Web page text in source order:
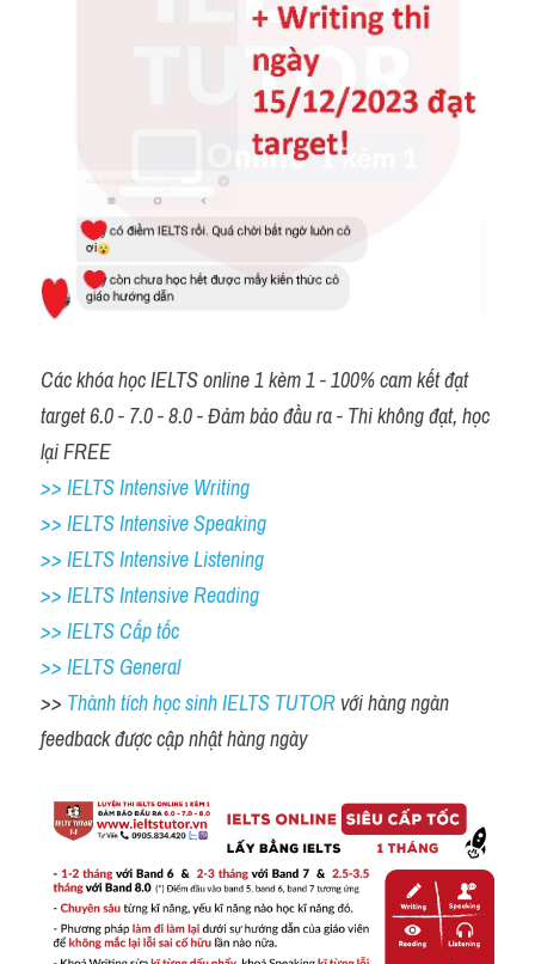
Các khóa học IELTS online 1 kèm 1 - 100% cam kết đạt
target 6.0 - 7.0 - 8.0 - Đảm bảo đầu ra - Thi không đạt, học
lại FREE
>> IELTS Intensive Writing
>> IELTS Intensive Speaking
>> IELTS Intensive Listening
>> IELTS Intensive Reading
>> IELTS Cấp tốc
>> IELTS General
>> Thành tích học sinh IELTS TUTOR với hàng ngàn
feedback được cập nhật hàng ngày